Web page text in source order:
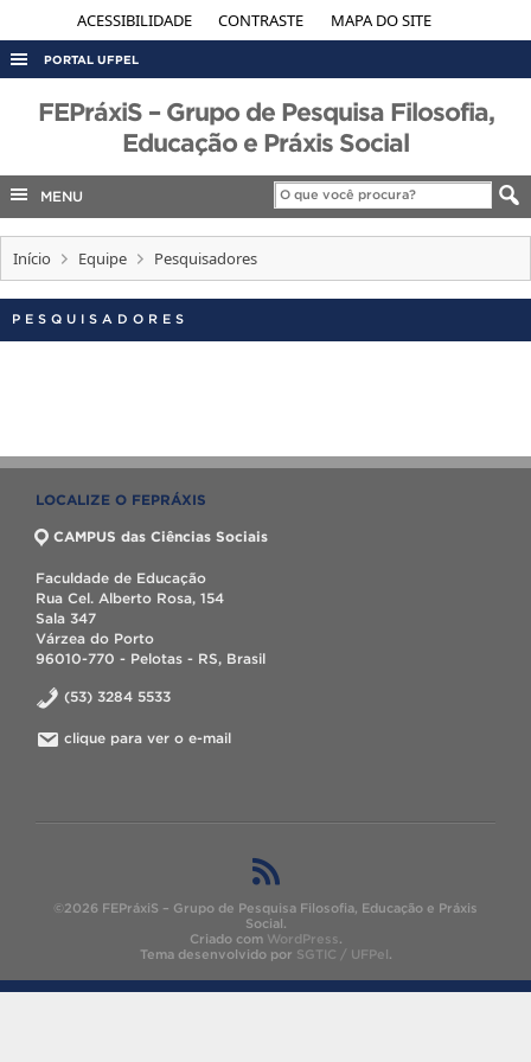
ACESSIBILIDADE CONTRASTE MAPA DO SITE
PORTAL UFPEL
ACESSO À INFORMAÇÃO
CONCURSOS
EDITAIS
INTERNACIONAL
OUVIDORIA
FEPráxiS – Grupo de Pesquisa Filosofia,
Educação e Práxis Social
MENU
Início Equipe Pesquisadores
PESQUISADORES
LOCALIZE O FEPRÁXIS
CAMPUS das Ciências Sociais
Faculdade de Educação
Rua Cel. Alberto Rosa, 154
Sala 347
Várzea do Porto
96010-770 - Pelotas - RS, Brasil
(53) 3284 5533
clique para ver o e-mail
©2026 FEPráxiS – Grupo de Pesquisa Filosofia, Educação e Práxis
Social.
Criado com WordPress.
Tema desenvolvido por SGTIC / UFPel.